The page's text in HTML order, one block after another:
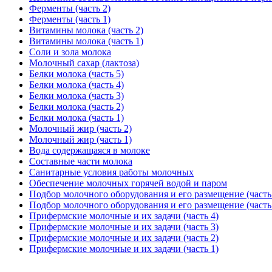
Ферменты (часть 2)
Ферменты (часть 1)
Витамины молока (часть 2)
Витамины молока (часть 1)
Соли и зола молока
Молочный сахар (лактоза)
Белки молока (часть 5)
Белки молока (часть 4)
Белки молока (часть 3)
Белки молока (часть 2)
Белки молока (часть 1)
Молочный жир (часть 2)
Молочный жир (часть 1)
Вода содержащаяся в молоке
Составные части молока
Санитарные условия работы молочных
Обеспечение молочных горячей водой и паром
Подбор молочного оборудования и его размещение
Подбор молочного оборудования и его размещение
Прифермские молочные и их задачи (часть 4)
Прифермские молочные и их задачи (часть 3)
Прифермские молочные и их задачи (часть 2)
Прифермские молочные и их задачи (часть 1)